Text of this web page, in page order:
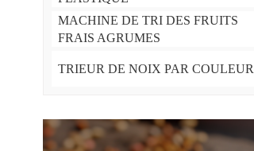
MACHINE DE TRI DES FRUITS
FRAIS AGRUMES
TRIEUR DE NOIX PAR COULEUR